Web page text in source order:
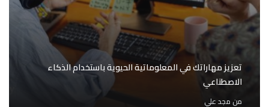
تعزيز مهاراتك في المعلوماتية الحيوية باستخدام الذكاء
الاصطناعي
من مجد علي